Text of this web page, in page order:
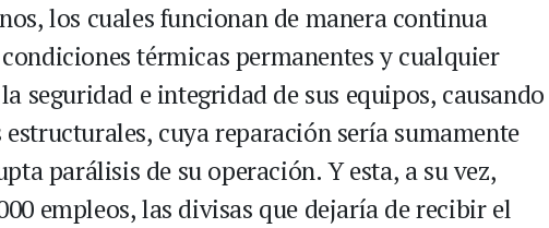
los cuales funcionan de manera continua
térmicas permanentes y cualquier
seguridad e integridad de sus equipos, causando
cuya reparación sería sumamente
parálisis de su operación. Y esta, a su vez,
empleos, las divisas que dejaría de recibir el